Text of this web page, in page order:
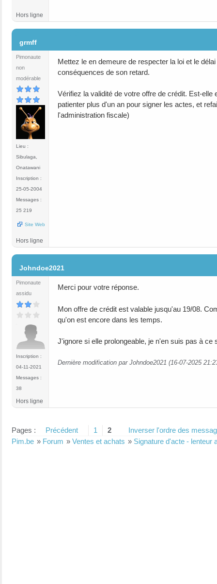
Hors ligne
grmff
Pimonaute
non
modérable
Lieu :
Sibulaga,
Onatawani
Inscription :
25-05-2004
Messages :
25 219
Site Web
Mettez le en demeure de respecter la loi et le
conséquences de son retard.
Vérifiez la validité de votre offre de crédit. Est-
patienter plus d'un an pour signer les actes, et
l'administration fiscale)
Hors ligne
Johndoe2021
Pimonaute
assidu
Inscription :
04-11-2021
Messages :
38
Merci pour votre réponse.
Mon offre de crédit est valable jusqu'au 19/08.
qu'on est encore dans les temps.
J'ignore si elle prolongeable, je n'en suis pas à ce
Dernière modification par Johndoe2021 (16-07-2025
Hors ligne
Pages : Précédent 1 2
Inverser l'ordre des
Pim.be » Forum » Ventes et achats » Signature d'acte - lenteur